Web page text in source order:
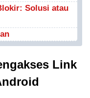
Solusi atau
Link